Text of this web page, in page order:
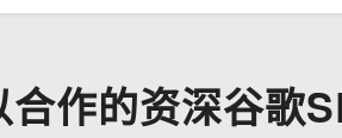
作的资深谷歌